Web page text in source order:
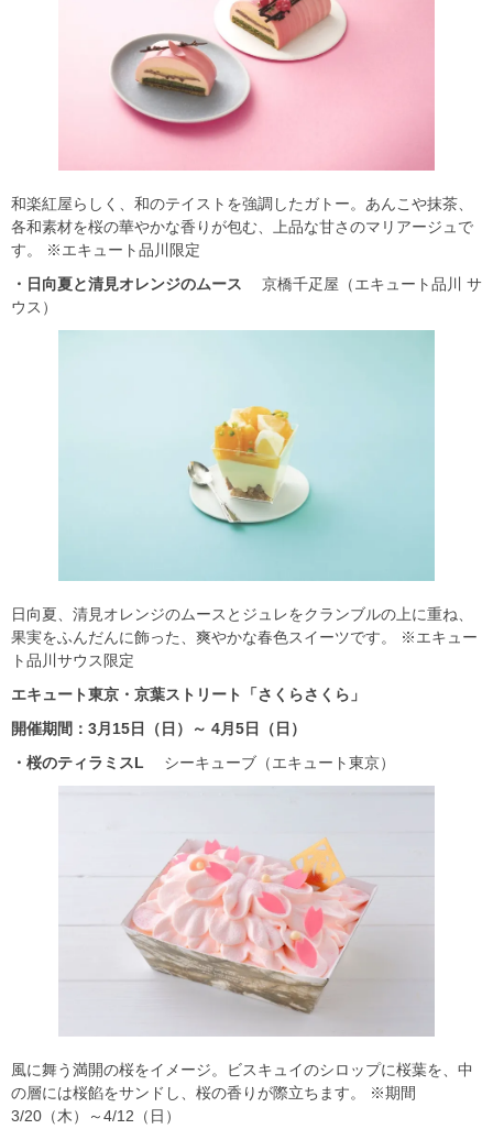
和楽紅屋らしく、和のテイストを強調したガトー。あんこや抹茶、
各和素材を桜の華やかな香りが包む、上品な甘さのマリアージュで
す。 ※エキュート品川限定
・日向夏と清見オレンジのムース 京橋千疋屋（エキュート品川 サ
ウス）
日向夏、清見オレンジのムースとジュレをクランブルの上に重ね、
果実をふんだんに飾った、爽やかな春色スイーツです。 ※エキュー
ト品川サウス限定
エキュート東京・京葉ストリート「さくらさくら」
開催期間：3月15日（日）～ 4月5日（日）
・桜のティラミスL シーキューブ（エキュート東京）
風に舞う満開の桜をイメージ。ビスキュイのシロップに桜葉を、中
の層には桜餡をサンドし、桜の香りが際立ちます。 ※期間
3/20（木）～4/12（日）